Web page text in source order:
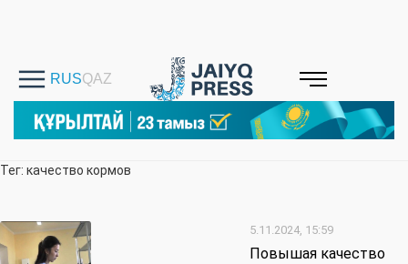
Тег: качество кормов
5.11.2024, 15:59
Повышая качество